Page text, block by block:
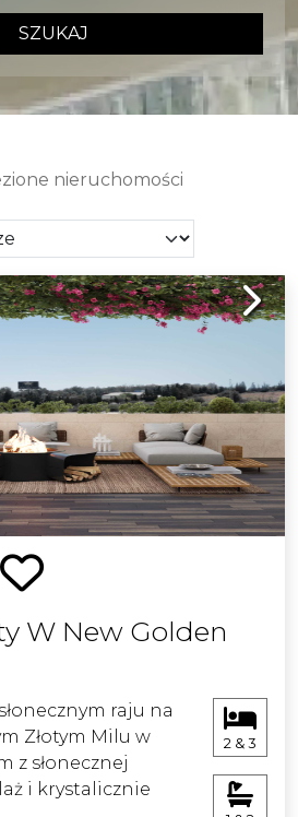
SZUKAJ
nieruchomości
Next
W New Golden
raju na
Złotym Milu w
z słonecznej
i krystalicznie
2 & 3